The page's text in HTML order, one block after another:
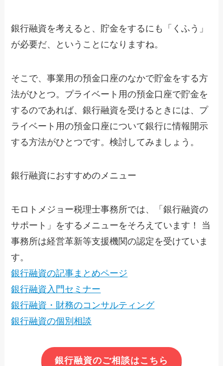
銀行融資を考えると、貯金をするにも「くふう」
が必要だ、ということになりますね。
そこで、事業用の預金口座のなかで貯金をする方
法がひとつ。プライベート用の預金口座で貯金を
するのであれば、銀行融資を受けるときには、プ
ライベート用の預金口座について銀行に情報開示
する方法がひとつです。検討してみましょう。
銀行融資におすすめのメニュー
モロトメジョー税理士事務所では、「銀行融資の
サポート」をするメニューをそろえています！ 当
事務所は経営革新等支援機関の認定を受けていま
す。
銀行融資の記事まとめページ
銀行融資入門セミナー
銀行融資・財務のコンサルティング
銀行融資の個別相談
銀行融資のご相談はこちら